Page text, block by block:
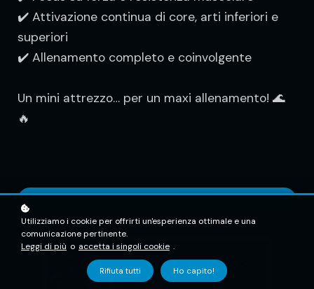
✔️ Attivazione continua di core, arti inferiori e
superiori
✔️ Allenamento completo e coinvolgente
Un mini attrezzo… per un maxi allenamento! 🌊
🔥
Utilizziamo i cookie per offrirti un'esperienza ottimale e una
comunicazione pertinente.
Leggi di più o accetta i singoli cookie .
Rifiuta tutti Ho capito!